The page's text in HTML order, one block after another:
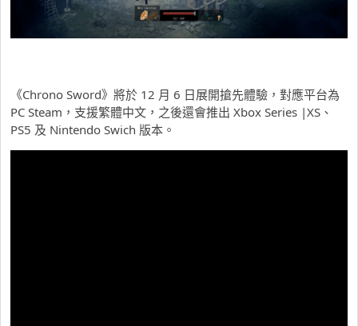
《Chrono Sword》將於 12 月 6 日展開搶先體驗，對應平台為
PC Steam，支援繁體中文，之後還會推出 Xbox Series |XS、
PS5 及 Nintendo Swich 版本。